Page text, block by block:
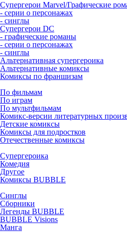
Супергерои Marvel/Графические
- серии о персонажах
- синглы
Супергерои DC
- графические романы
- серии о персонажах
- синглы
Альтернативная супергероика
Альтернативные комиксы
Комиксы по франшизам
По фильмам
По играм
По мультфильмам
Комикс-версии литературных
Детские комиксы
Комиксы для подростков
Отечественные комиксы
Супергероика
Комедия
Другое
Комиксы BUBBLE
Синглы
Сборники
Легенды BUBBLE
BUBBLE Visions
Манга